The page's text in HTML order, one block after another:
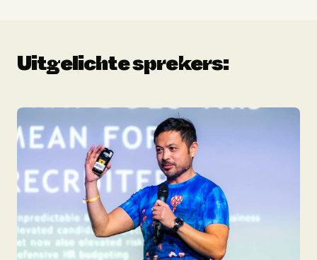
Uitgelichte sprekers: